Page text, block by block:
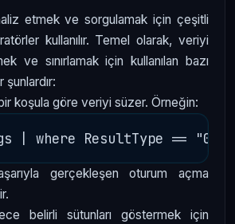
etmek ve sorgulamak için çeşitli
kullanılır. Temel olarak, veriyi
ve sınırlamak için kullanılan bazı
koşula göre veriyi süzer. Örneğin:
gerçekleşen oturum açma
belirli sütunları göstermek için